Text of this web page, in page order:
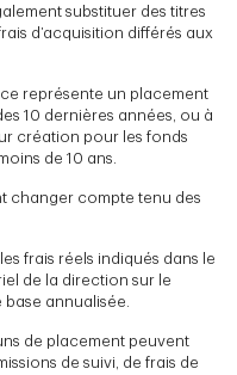
substituer des titres
d’acquisition différés aux
représente un placement
10 dernières années, ou à
création pour les fonds
de 10 ans.
changer compte tenu des
frais réels indiqués dans le
de la direction sur le
annualisée.
de placement peuvent
de suivi, de frais de